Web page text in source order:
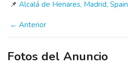
📌 Alcalá de Henares, Madrid, Spain
← Anterior
Fotos del Anuncio